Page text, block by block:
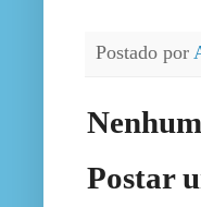
Postado por
Postar